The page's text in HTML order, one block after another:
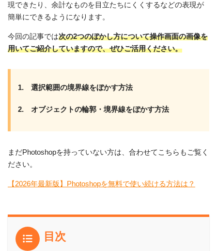
現できたり、余計なものを目立たちにくくするなどの表現が
簡単にできるようになります。
今回の記事では次の2つのぼかし方について操作画面の画像を
用いてご紹介していますので、ぜひご活用ください。
1. 選択範囲の境界線をぼかす方法
2. オブジェクトの輪郭・境界線をぼかす方法
まだPhotoshopを持っていない方は、合わせてこちらもご覧く
ださい。
【2026年最新版】Photoshopを無料で使い続ける方法は？
目次